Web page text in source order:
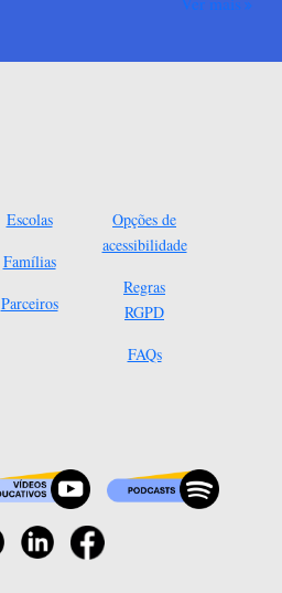
Escolas
Famílias
Parceiros
Opções de
acessibilidade
Regras
RGPD
FAQs